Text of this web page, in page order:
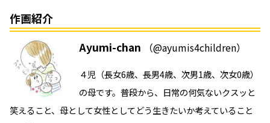
作画紹介
Ayumi-chan （@ayumis4children）
４児（長女6歳、長男4歳、次男1歳、次女0歳）
の母です。普段から、日常の何気ないクスッと
笑えること、母として女性としてどう生きたいか考えていること